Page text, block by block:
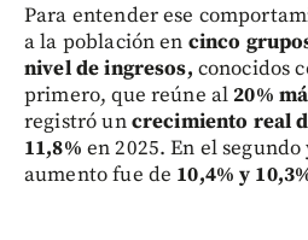
Para entender ese
a la población en cinco
nivel de ingresos, conocidos
primero, que reúne al20%
registró uncrecimiento real
11,8% en 2025. En el
aumento fue de 10,4% y